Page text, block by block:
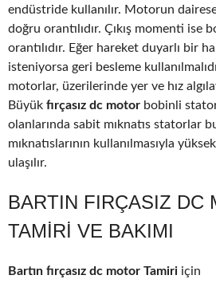
endüstride kullanılır. Motorun
doğru orantılıdır. Çıkış momenti ise
orantılıdır. Eğer hareket duyarlı bir
isteniyorsa geri besleme
motorlar, üzerilerinde yer ve hız
Büyük fırçasız dc motor bobinli
olanlarında sabit mıknatıs statorlar
mıknatıslarının kullanılmasıyla
ulaşılır.
BARTIN FIRÇASIZ DC
TAMIRI VE BAKIMI
Bartın fırçasız dc motor Tamiri için